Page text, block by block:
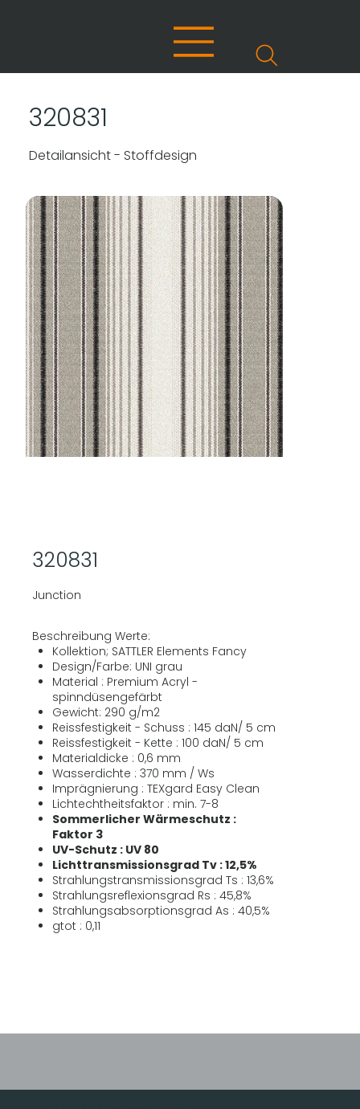
320831
Detailansicht - Stoffdesign
320831
Junction
Beschreibung Werte:
Kollektion; SATTLER Elements Fancy
Design/Farbe: UNI grau
Material : Premium Acryl -
spinndüsengefärbt
Gewicht: 290 g/m2
Reissfestigkeit - Schuss : 145 daN/ 5 cm
Reissfestigkeit - Kette : 100 daN/ 5 cm
Materialdicke : 0,6 mm
Wasserdichte : 370 mm / Ws
Imprägnierung : TEXgard Easy Clean
Lichtechtheitsfaktor : min. 7-8
Sommerlicher Wärmeschutz :
Faktor 3
UV-Schutz : UV 80
Lichttransmissionsgrad Tv : 12,5%
Strahlungstransmissionsgrad Ts : 13,6%
Strahlungsreflexionsgrad Rs : 45,8%
Strahlungsabsorptionsgrad As : 40,5%
gtot : 0,11